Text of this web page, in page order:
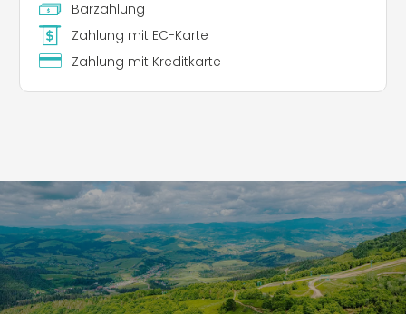
Barzahlung
Zahlung mit EC-Karte
Zahlung mit Kreditkarte